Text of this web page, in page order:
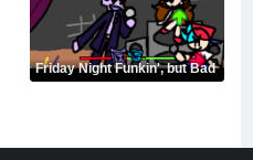
Friday Night Funkin', but Bad